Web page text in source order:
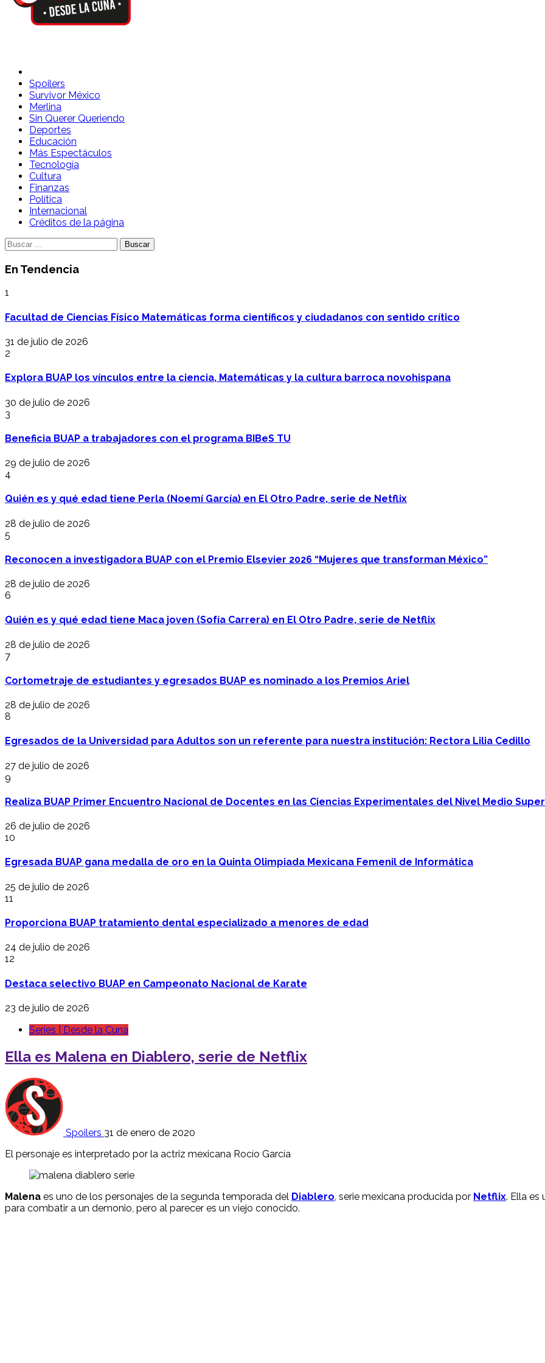
Spoilers Desde la Cuna
Sitio con información sobre series, película, reality shows y telenovelas
Spoilers
Survivor México
Merlina
Sin Querer Queriendo
Deportes
Educación
Más Espectáculos
Tecnología
Cultura
Finanzas
Política
Internacional
Créditos de la página
Buscar:
En Tendencia
1
Facultad de Ciencias Físico Matemáticas forma científicos y ciudadanos con sentido crítico
31 de julio de 2026
2
Explora BUAP los vínculos entre la ciencia, Matemáticas y la cultura barroca novohispana
30 de julio de 2026
3
Beneficia BUAP a trabajadores con el programa BIBeS TU
29 de julio de 2026
4
Quién es y qué edad tiene Perla (Noemí García) en El Otro Padre, serie de Netflix
28 de julio de 2026
5
Reconocen a investigadora BUAP con el Premio Elsevier 2026 “Mujeres que transforman México”
28 de julio de 2026
6
Quién es y qué edad tiene Maca joven (Sofía Carrera) en El Otro Padre, serie de Netflix
28 de julio de 2026
7
Cortometraje de estudiantes y egresados BUAP es nominado a los Premios Ariel
28 de julio de 2026
8
Egresados de la Universidad para Adultos son un referente para nuestra institución: Rectora Lilia Cedillo
27 de julio de 2026
9
Realiza BUAP Primer Encuentro Nacional de Docentes en las Ciencias Experimentales del Nivel Medio
26 de julio de 2026
10
Egresada BUAP gana medalla de oro en la Quinta Olimpiada Mexicana Femenil de Informática
25 de julio de 2026
11
Proporciona BUAP tratamiento dental especializado a menores de edad
24 de julio de 2026
12
Destaca selectivo BUAP en Campeonato Nacional de Karate
23 de julio de 2026
Series | Desde la Cuna
Ella es Malena en Diablero, serie de Netflix
Spoilers 31 de enero de 2020
El personaje es interpretado por la actriz mexicana Rocío García
Malena es uno de los personajes de la segunda temporada del Diablero , serie mexicana producida por Netflix. Ella es
para combatir a un demonio, pero al parecer es un viejo conocido.